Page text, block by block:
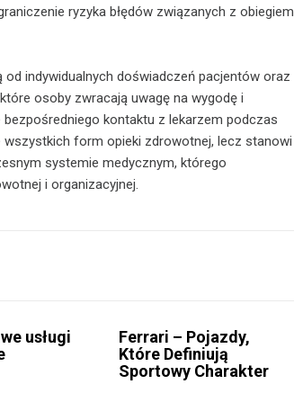
ryzyka błędów związanych z obiegiem
indywidualnych doświadczeń pacjentów oraz
osoby zwracają uwagę na wygodę i
kontaktu z lekarzem podczas
form opieki zdrowotnej, lecz stanowi
systemie medycznym, którego
i organizacyjnej.
usługi
Ferrari – Pojazdy,
Które Definiują
Sportowy Charakter